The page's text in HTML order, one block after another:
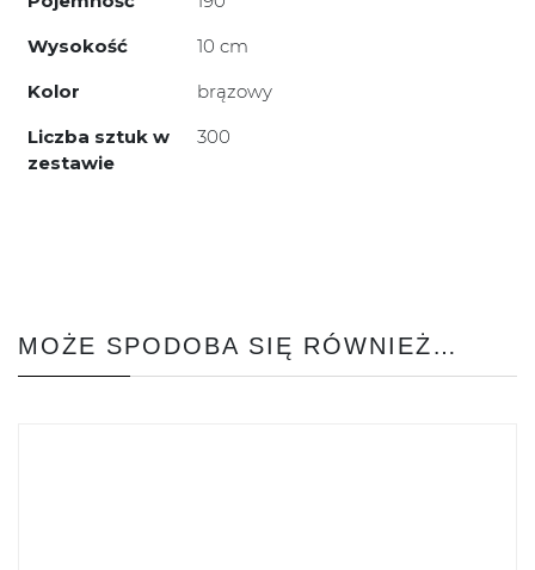
Wysokość
10 cm
Kolor
brązowy
Liczba sztuk w
zestawie
300
MOŻE SPODOBA SIĘ RÓWNIEŻ…